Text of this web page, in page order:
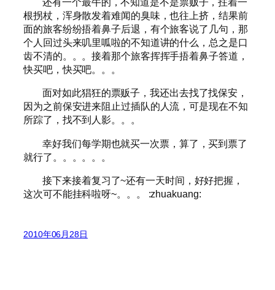
根拐杖，浑身散发着难闻的臭味，也往上挤，结果前
面的旅客纷纷捂着鼻子后退，有个旅客说了几句，那
个人回过头来叽里呱啦的不知道讲的什么，总之是口
齿不清的。。。接着那个旅客挥挥手捂着鼻子答道，
快买吧，快买吧。。。
面对如此猖狂的票贩子，我还出去找了找保安，
因为之前保安进来阻止过插队的人流，可是现在不知
所踪了，找不到人影。。。
幸好我们每学期也就买一次票，算了，买到票了
就行了。。。。。。
接下来接着复习了~还有一天时间，好好把握，
这次可不能挂科啦呀~。。。 :zhuakuang:
2010年06月28日